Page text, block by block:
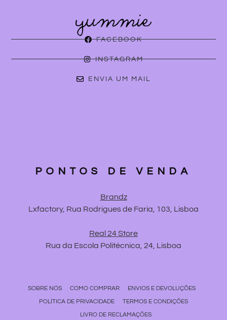
FACEBOOK
INSTAGRAM
ENVIA UM MAIL
PONTOS DE VENDA
Brandz
Lxfactory, Rua Rodrigues de Faria, 103, Lisboa
Real 24 Store
Rua da Escola Politécnica, 24, Lisboa
SOBRE NÓS COMO COMPRAR
ENVIOS E DEVOLUÇÕES
POLÍTICA DE PRIVACIDADE
TERMOS E CONDIÇÕES
LIVRO DE RECLAMAÇÕES